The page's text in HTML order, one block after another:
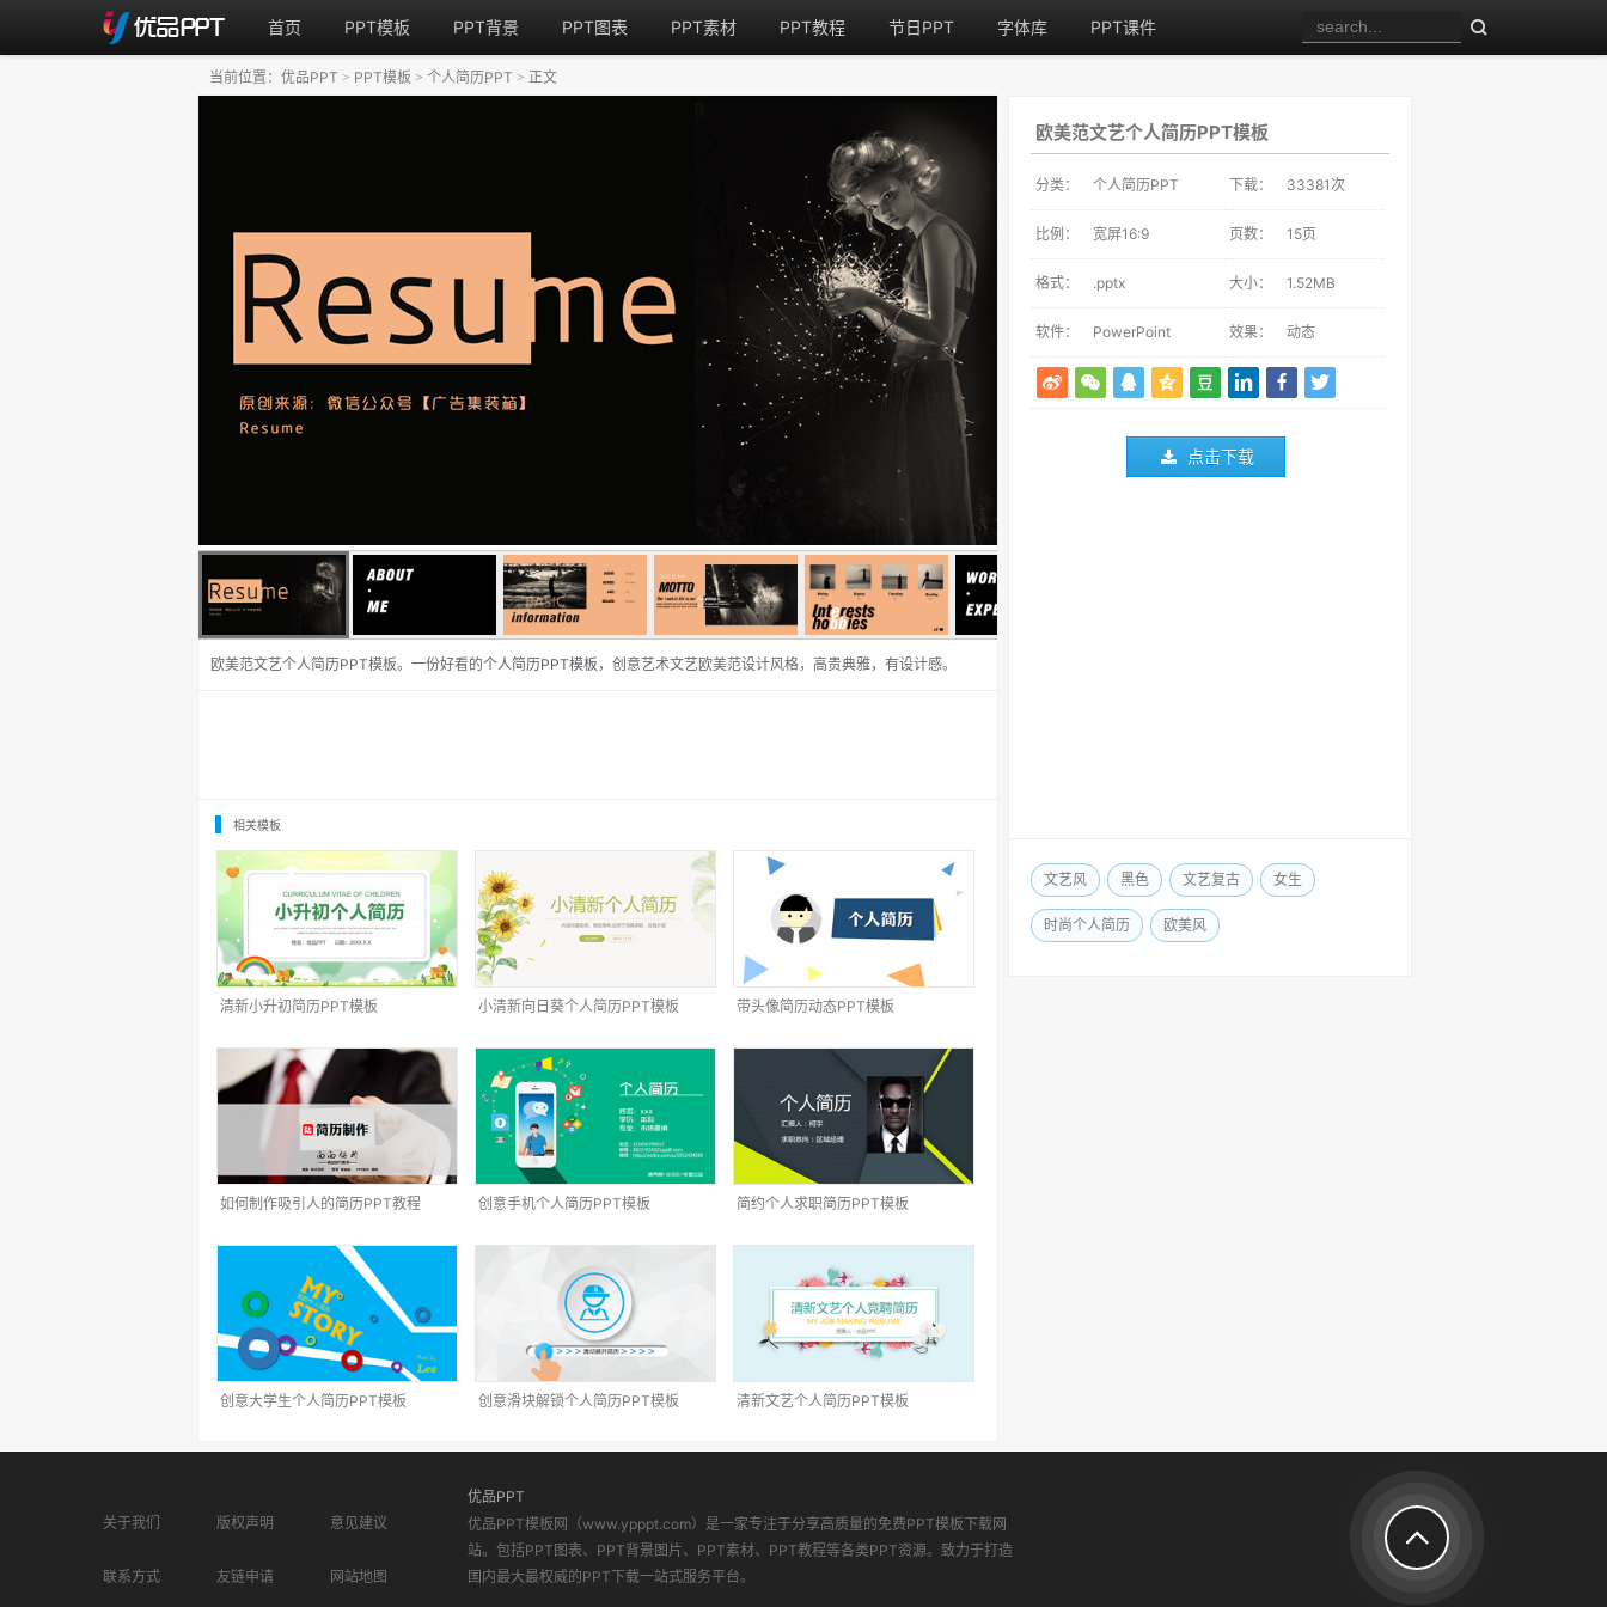
首页 PPT模板 PPT背景 PPT图表 PPT素材 PPT教程 节日PPT 字体库 PPT课件
欧美范文艺个人简历PPT模板
分类： 个人简历PPT 下载： 33381次
比例： 宽屏16:9 页数： 15页
格式： .pptx 大小： 1.52MB
软件： PowerPoint 效果： 动态
点击下载
文艺风 黑色 文艺复古 女生
时尚个人简历 欧美风
欧美范文艺个人简历PPT模板。一份好看的个人简历PPT模板 ，创意艺术文艺欧美范设计风格，高贵典雅，有设计感。
当前位置： 优品PPT > PPT模板 > 个人简历PPT > 正文
相关模板
清新小升初简历PPT模板 小清新向日葵个人简历PPT模板 带头像简历动态PPT模板
如何制作吸引人的简历PPT教程 创意手机个人简历PPT模板 简约个人求职简历PPT模板
创意大学生个人简历PPT模板 创意滑块解锁个人简历PPT模板 清新文艺个人简历PPT模板
关于我们 版权声明 意见建议
联系方式 友链申请 网站地图
优品PPT
优品PPT模板网（www.ypppt.com）是一家专注于分享高质量的免费PPT模板下载网
站。包括PPT图表、PPT背景图片、PPT素材、PPT教程等各类PPT资源。致力于打造
国内最大最权威的PPT下载一站式服务平台。